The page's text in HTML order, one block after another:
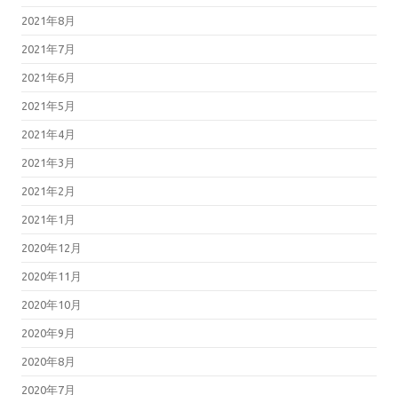
2021年8月
2021年7月
2021年6月
2021年5月
2021年4月
2021年3月
2021年2月
2021年1月
2020年12月
2020年11月
2020年10月
2020年9月
2020年8月
2020年7月